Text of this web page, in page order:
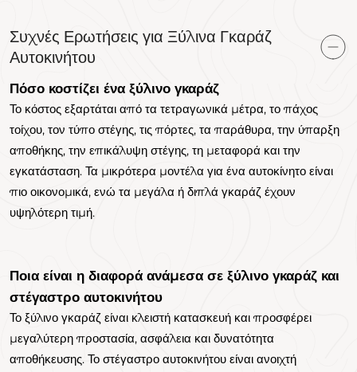
Συχνές Ερωτήσεις για Ξύλινα Γκαράζ
Αυτοκινήτου
Πόσο κοστίζει ένα ξύλινο γκαράζ
Το κόστος εξαρτάται από τα τετραγωνικά μέτρα, το πάχος
τοίχου, τον τύπο στέγης, τις πόρτες, τα παράθυρα, την ύπαρξη
αποθήκης, την επικάλυψη στέγης, τη μεταφορά και την
εγκατάσταση. Τα μικρότερα μοντέλα για ένα αυτοκίνητο είναι
πιο οικονομικά, ενώ τα μεγάλα ή διπλά γκαράζ έχουν
υψηλότερη τιμή.
Ποια είναι η διαφορά ανάμεσα σε ξύλινο γκαράζ και
στέγαστρο αυτοκινήτου
Το ξύλινο γκαράζ είναι κλειστή κατασκευή και προσφέρει
μεγαλύτερη προστασία, ασφάλεια και δυνατότητα
αποθήκευσης. Το στέγαστρο αυτοκινήτου είναι ανοιχτή